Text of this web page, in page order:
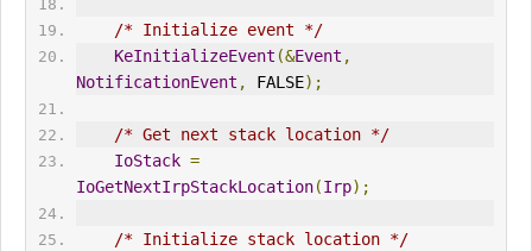
/* Initialize event */
KeInitializeEvent (&Event ,
NotificationEvent , FALSE);
/* Get next stack location */
IoStack =
IoGetNextIrpStackLocation(Irp);
/* Initialize stack location */